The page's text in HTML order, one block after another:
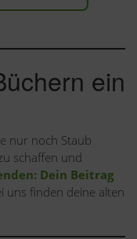
ein
nur noch Staub
schaffen und
Dein Beitrag
uns finden deine alten